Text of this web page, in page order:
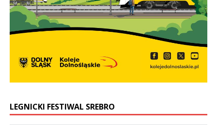
LEGNICKI FESTIWAL SREBRO